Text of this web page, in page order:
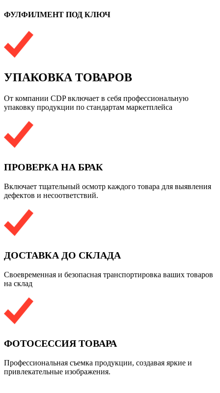
ФУЛФИЛМЕНТ ПОД КЛЮЧ
УПАКОВКА ТОВАРОВ
От компании CDP включает в себя профессиональную
упаковку продукции по стандартам маркетплейса
ПРОВЕРКА НА БРАК
Включает тщательный осмотр каждого товара для выявления
дефектов и несоответствий.
ДОСТАВКА ДО СКЛАДА
Своевременная и безопасная транспортировка ваших товаров
на склад
ФОТОСЕССИЯ ТОВАРА
Профессиональная съемка продукции, создавая яркие и
привлекательные изображения.